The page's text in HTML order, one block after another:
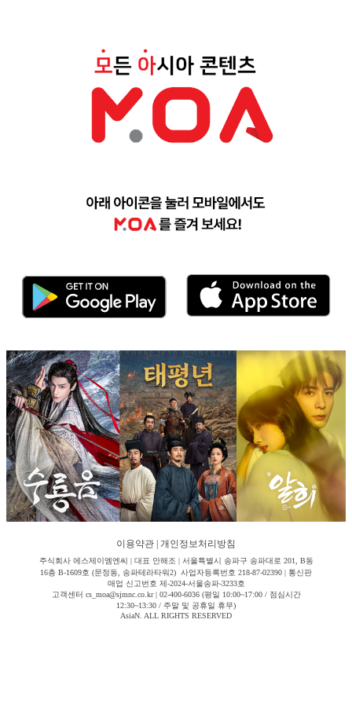
이용약관 개인정보처리방침
주식회사 에스제이엠엔씨 | 대표 안해조 | 서울특별시 송파구 송파대로 201, B동
16층 B-1609호 (문정동, 송파테라타워2) 사업자등록번호 218-87-02390 | 통신판
매업 신고번호 제-2024-서울송파-3233호
고객센터 cs_moa@sjmnc.co.kr | 02-400-6036 (평일 10:00~17:00 / 점심시간
12:30~13:30 / 주말 및 공휴일 휴무)
AsiaN. ALL RIGHTS RESERVED